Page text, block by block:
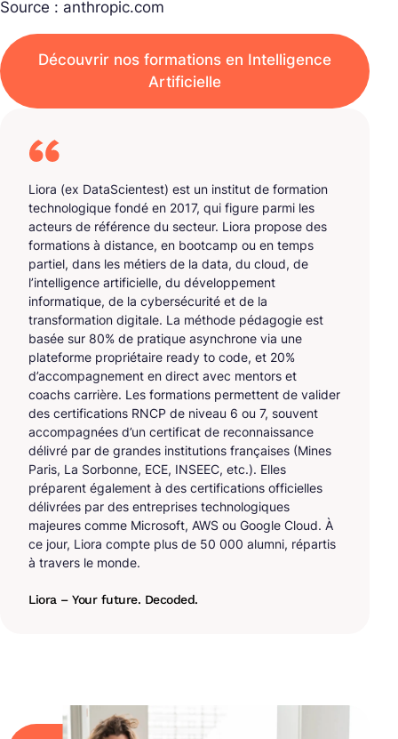
Source : anthropic.com
Découvrir nos formations en Intelligence
Artificielle
Liora (ex DataScientest) est un institut de formation
technologique fondé en 2017, qui figure parmi les
acteurs de référence du secteur. Liora propose des
formations à distance, en bootcamp ou en temps
partiel, dans les métiers de la data, du cloud, de
l’intelligence artificielle, du développement
informatique, de la cybersécurité et de la
transformation digitale. La méthode pédagogie est
basée sur 80% de pratique asynchrone via une
plateforme propriétaire ready to code, et 20%
d’accompagnement en direct avec mentors et
coachs carrière. Les formations permettent de valider
des certifications RNCP de niveau 6 ou 7, souvent
accompagnées d’un certificat de reconnaissance
délivré par de grandes institutions françaises (Mines
Paris, La Sorbonne, ECE, INSEEC, etc.). Elles
préparent également à des certifications officielles
délivrées par des entreprises technologiques
majeures comme Microsoft, AWS ou Google Cloud. À
ce jour, Liora compte plus de 50 000 alumni, répartis
à travers le monde.
Liora – Your future. Decoded.